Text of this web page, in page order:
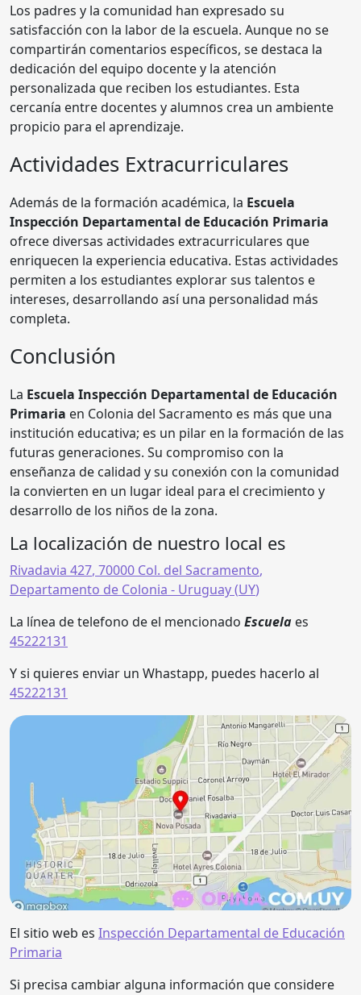
Los padres y la comunidad han expresado su
satisfacción con la labor de la escuela. Aunque no se
compartirán comentarios específicos, se destaca la
dedicación del equipo docente y la atención
personalizada que reciben los estudiantes. Esta
cercanía entre docentes y alumnos crea un ambiente
propicio para el aprendizaje.
Actividades Extracurriculares
Además de la formación académica, la Escuela
Inspección Departamental de Educación Primaria
ofrece diversas actividades extracurriculares que
enriquecen la experiencia educativa. Estas actividades
permiten a los estudiantes explorar sus talentos e
intereses, desarrollando así una personalidad más
completa.
Conclusión
La Escuela Inspección Departamental de Educación
Primaria en Colonia del Sacramento es más que una
institución educativa; es un pilar en la formación de las
futuras generaciones. Su compromiso con la
enseñanza de calidad y su conexión con la comunidad
la convierten en un lugar ideal para el crecimiento y
desarrollo de los niños de la zona.
La localización de nuestro local es
Rivadavia 427, 70000 Col. del Sacramento,
Departamento de Colonia - Uruguay (UY)
La línea de telefono de el mencionado Escuela es
45222131
Y si quieres enviar un Whastapp, puedes hacerlo al
45222131
El sitio web es Inspección Departamental de Educación
Primaria
Si precisa cambiar alguna información que considere